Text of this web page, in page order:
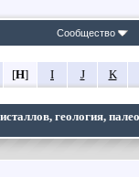
Сообщество
[H] I J K
геология,